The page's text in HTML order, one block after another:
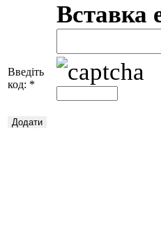
Вставка
Введіть
код: *